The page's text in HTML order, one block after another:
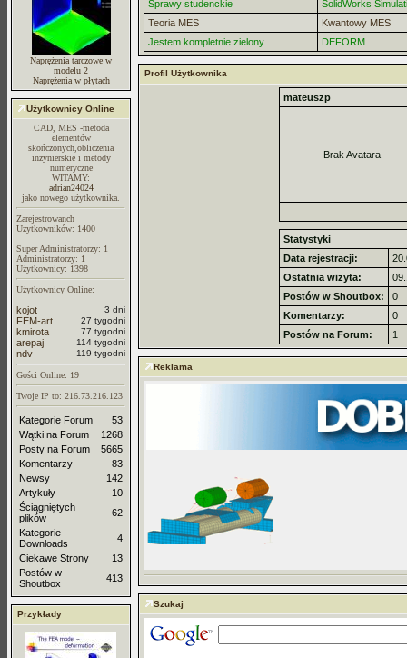
Naprężenia tarczowe w
modelu 2
Naprężenia w płytach
Użytkownicy Online
CAD, MES -metoda
elementów
skończonych,obliczenia
inżynierskie i metody
numeryczne
WITAMY:
adrian24024
jako nowego użytkownika.
Zarejestrowanch
Uzytkowników: 1400
Super Administratorzy: 1
Administratorzy: 1
Użytkownicy: 1398
Użytkownicy Online:
kojot 3 dni
FEM-art 27 tygodni
kmirota 77 tygodni
arepaj 114 tygodni
ndv 119 tygodni
Gości Online: 19
Twoje IP to: 216.73.216.123
Kategorie Forum
53
Wątki na Forum
1268
Posty na Forum
5665
Komentarzy
83
Newsy
142
Artykuły
10
Ściągniętych
plików
62
Kategorie
Downloads
4
Ciekawe Strony
13
Postów w
Shoutbox
413
Przykłady
Sprawy studenckie
SolidWorks
Teoria MES
Kwantowy MES
Jestem kompletnie zielony
DEFORM
Profil Użytkownika
mateuszp
Brak Avatara
Statystyki
Data rejestracji:
Ostatnia wizyta:
Postów w Shoutbox:
0
Komentarzy:
0
Postów na Forum:
1
Reklama
Szukaj